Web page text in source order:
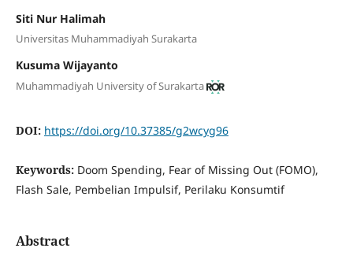
Siti Nur Halimah
Universitas Muhammadiyah Surakarta
Kusuma Wijayanto
Muhammadiyah University of Surakarta
DOI: https://doi.org/10.37385/g2wcyg96
Keywords: Doom Spending, Fear of Missing Out (FOMO),
Flash Sale, Pembelian Impulsif, Perilaku Konsumtif
Abstract